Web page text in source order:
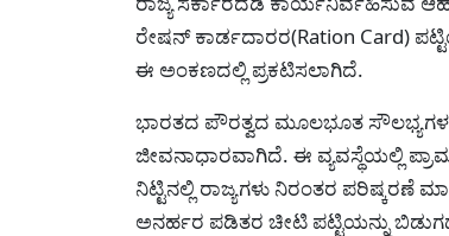
ರೇಷನ್ ಕಾರ್ಡದಾರರ(Ration Card)
ಈ ಅಂಕಣದಲ್ಲಿ ಪ್ರಕಟಿಸಲಾಗಿದೆ.
ಭಾರತದ ಪೌರತ್ವದ ಮೂಲಭೂತ
ಜೀವನಾಧಾರವಾಗಿದೆ. ಈ ವ್ಯವಸ್ಥೆಯಲ್ಲಿ
ನಿಟ್ಟಿನಲ್ಲಿ ರಾಜ್ಯಗಳು ನಿರಂತರ ಪರಿಷ್ಕರಣೆ
ಅನರ್ಹರ ಪಡಿತರ ಚೀಟಿ ಪಟ್ಟಿಯನ್ನು